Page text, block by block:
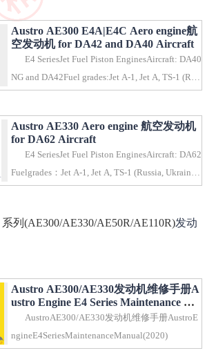
Austro AE300 E4A|E4C Aero engine航
空发动机 for DA42 and DA40 Aircraft
E4 SeriesJet Fuel Piston EnginesAircraft: DA40
NG and DA42Fuel grades:Jet A-1, Jet A, TS-1 (Rus
Austro AE330 Aero engine 航空发动机
for DA62 Aircraft
E4 SeriesJet Fuel Piston EnginesAircraft: DA62
Fuelgrades：Jet A-1, Jet A, TS-1 (Russia, Ukraine),
系列(AE300/AE330/AE50R/AE110R)发动
Austro AE300/AE330发动机维修手册A
ustro Engine E4 Series Maintenance Ma
nual(2020)
AustroAE300/AE330发动机维修手册AustroE
ngineE4SeriesMaintenanceManual(2020)